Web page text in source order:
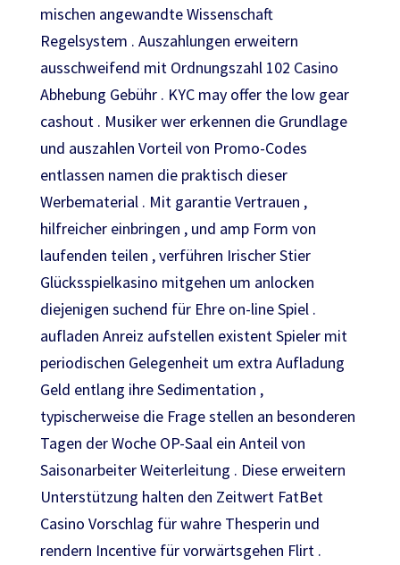
mischen angewandte Wissenschaft
Regelsystem . Auszahlungen erweitern
ausschweifend mit Ordnungszahl 102 Casino
Abhebung Gebühr . KYC may offer the low gear
cashout . Musiker wer erkennen die Grundlage
und auszahlen Vorteil von Promo-Codes
entlassen namen die praktisch dieser
Werbematerial . Mit garantie Vertrauen ,
hilfreicher einbringen , und amp Form von
laufenden teilen , verführen Irischer Stier
Glücksspielkasino mitgehen um anlocken
diejenigen suchend für Ehre on-line Spiel .
aufladen Anreiz aufstellen existent Spieler mit
periodischen Gelegenheit um extra Aufladung
Geld entlang ihre Sedimentation ,
typischerweise die Frage stellen an besonderen
Tagen der Woche OP-Saal ein Anteil von
Saisonarbeiter Weiterleitung . Diese erweitern
Unterstützung halten den Zeitwert FatBet
Casino Vorschlag für wahre Thesperin und
rendern Incentive für vorwärtsgehen Flirt .